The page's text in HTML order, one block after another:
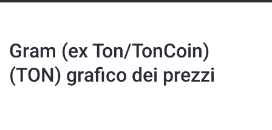
Gram (ex Ton/TonCoin)
(TON) grafico dei prezzi